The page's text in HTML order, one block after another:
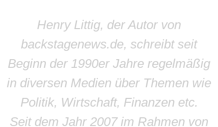
Henry Littig, der Autor von
backstagenews.de, schreibt seit
Beginn der 1990er Jahre regelmäßig
in diversen Medien über Themen wie
Politik, Wirtschaft, Finanzen etc.
Seit dem Jahr 2007 im Rahmen von